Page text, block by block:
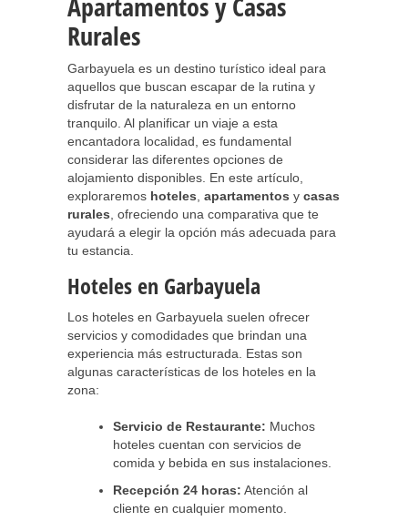
Rurales
Garbayuela es un destino turístico ideal para
aquellos que buscan escapar de la rutina y
disfrutar de la naturaleza en un entorno
tranquilo. Al planificar un viaje a esta
encantadora localidad, es fundamental
considerar las diferentes opciones de
alojamiento disponibles. En este artículo,
exploraremos hoteles apartamentos y casas
rurales , ofreciendo una comparativa que te
ayudará a elegir la opción más adecuada para
tu estancia.
Hoteles en Garbayuela
Los hoteles en Garbayuela suelen ofrecer
servicios y comodidades que brindan una
experiencia más estructurada. Estas son
algunas características de los hoteles en la
zona:
Servicio de Restaurante: Muchos
hoteles cuentan con servicios de
comida y bebida en sus instalaciones.
Recepción 24 horas: Atención al
cliente en cualquier momento.